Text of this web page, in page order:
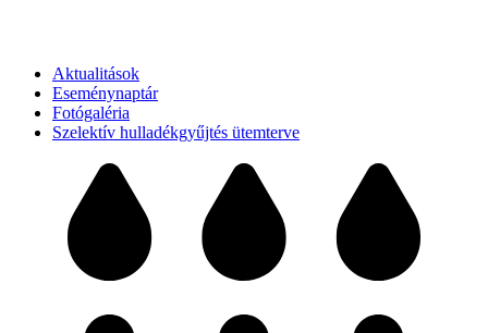
Aktualitások
Eseménynaptár
Fotógaléria
Szelektív hulladékgyűjtés ütemterve